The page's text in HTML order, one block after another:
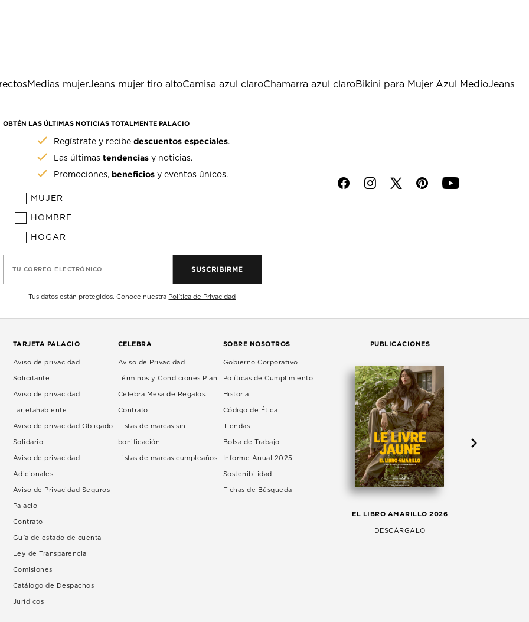
Medias mujerJeans mujer tiro altoCamisa azul claroChamarra azul claroBikini para Mujer Azul MedioJeans
OBTÉN LAS ÚLTIMAS NOTICIAS TOTALMENTE PALACIO
Regístrate y recibedescuentos especiales.
Las últimastendencias y noticias.
Promociones, beneficios y eventos únicos.
MUJER
HOMBRE
HOGAR
TU CORREO ELECTRÓNICO SUSCRIBIRME
Tus datos están protegidos. Conoce nuestra Política de Privacidad
f i p y
TARJETA PALACIO
Aviso de privacidad
Solicitante
Aviso de privacidad
Tarjetahabiente
Aviso de privacidad Obligado
Solidario
Aviso de privacidad
Adicionales
Aviso de Privacidad Seguros
Palacio
Contrato
Guía de estado de cuenta
Ley de Transparencia
Comisiones
Catálogo de Despachos
Jurídicos
CELEBRA
Aviso de Privacidad
Términos y Condiciones Plan
Celebra Mesa de Regalos.
Contrato
Listas de marcas sin
bonificación
Listas de marcas cumpleaños
SOBRE NOSOTROS
Gobierno Corporativo
Políticas de Cumplimiento
Historia
Código de Ética
Tiendas
Bolsa de Trabajo
Informe Anual 2025
Sostenibilidad
Fichas de Búsqueda
PUBLICACIONES
EL LIBRO AMARILLO 2026
DESCÁRGALO